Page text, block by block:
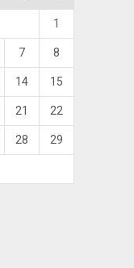
1
7 8
14 15
21 22
28 29